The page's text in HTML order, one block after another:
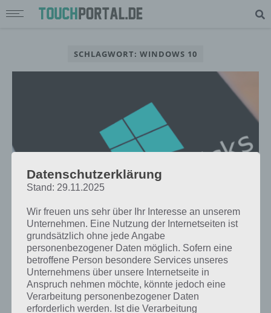
SCHLAGWORT: WINDOWS 10
TIPPS & TRICKS
WINDOWS 10 MOBILE: DIE BESTEN
TIPPS UND TRICKS ZUM START
PAUL STELZER -06. APRIL 2016
[caption id="attachment_24365" align="alignright"
Datenschutzerklärung
Stand: 29.11.2025
Wir freuen uns sehr über Ihr Interesse an unserem
Unternehmen. Eine Nutzung der Internetseiten ist
grundsätzlich ohne jede Angabe
personenbezogener Daten möglich. Sofern eine
betroffene Person besondere Services unseres
Unternehmens über unsere Internetseite in
Anspruch nehmen möchte, könnte jedoch eine
Verarbeitung personenbezogener Daten
erforderlich werden. Ist die Verarbeitung